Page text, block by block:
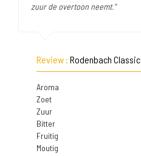
zuur de overtoon neemt."
Review : Rodenbach Classic
Aroma
Zoet
Zuur
Bitter
Fruitig
Moutig